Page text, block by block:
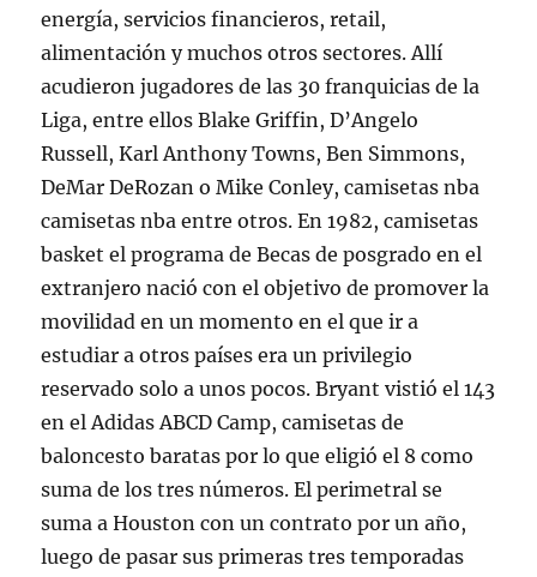
energía, servicios financieros, retail,
alimentación y muchos otros sectores. Allí
acudieron jugadores de las 30 franquicias de la
Liga, entre ellos Blake Griffin, D’Angelo
Russell, Karl Anthony Towns, Ben Simmons,
DeMar DeRozan o Mike Conley, camisetas nba
camisetas nba entre otros. En 1982, camisetas
basket el programa de Becas de posgrado en el
extranjero nació con el objetivo de promover la
movilidad en un momento en el que ir a
estudiar a otros países era un privilegio
reservado solo a unos pocos. Bryant vistió el 143
en el Adidas ABCD Camp, camisetas de
baloncesto baratas por lo que eligió el 8 como
suma de los tres números. El perimetral se
suma a Houston con un contrato por un año,
luego de pasar sus primeras tres temporadas